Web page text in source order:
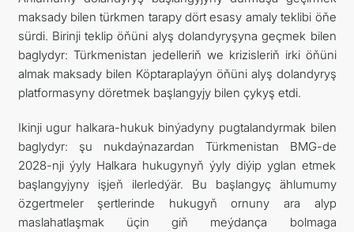
maksady bilen türkmen tarapy dört esasy amaly teklibi öňe
sürdi. Birinji teklip öňüni alyş dolandyryşyna geçmek bilen
baglydyr: Türkmenistan jedelleriň we krizisleriň irki öňüni
almak maksady bilen Köptaraplaýyn öňüni alyş dolandyryş
platformasyny döretmek başlangyjy bilen çykyş etdi.
Ikinji ugur halkara-hukuk binýadyny pugtalandyrmak bilen
baglydyr: şu nukdaýnazardan Türkmenistan BMG-de
2028-nji ýyly Halkara hukugynyň ýyly diýip yglan etmek
başlangyjyny işjeň ilerledýär. Bu başlangyç ählumumy
özgertmeler şertlerinde hukugyň ornuny ara alyp
maslahatlaşmak üçin giň meýdança bolmaga